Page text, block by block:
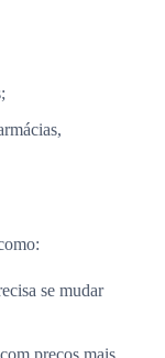
se mudar
preços mais